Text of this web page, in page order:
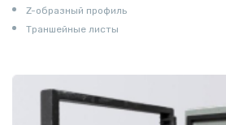
Z-образный профиль
Траншейные листы